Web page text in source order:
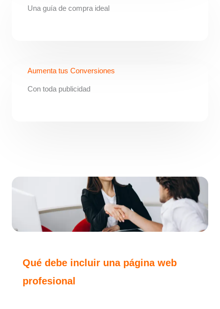
Una guía de compra ideal
Aumenta tus Conversiones
Con toda publicidad
Qué debe incluir una página web
profesional